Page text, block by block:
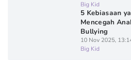
Big Kid
5 Kebiasaan
Mencegah
Bullying
10 Nov 2025,
Big Kid